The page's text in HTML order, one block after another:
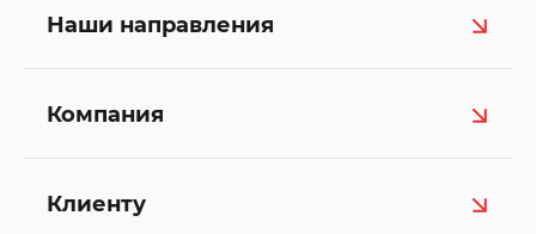
Наши направления
Компания
Клиенту